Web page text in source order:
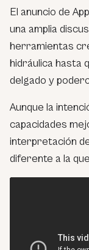
El anuncio de
una amplia
herramientas
hidráulica hasta
delgado y
Aunque la
capacidades
interpretación
diferente a la